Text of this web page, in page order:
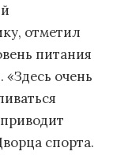
отметил
питания
очень
спорта.